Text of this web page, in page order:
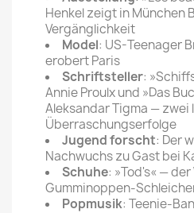
Henkel zeigt in München
Vergänglichkeit
Model: US-Teenager
erobert Paris
Schriftsteller:
Annie Proulx und »Das
Aleksandar Tigma —
Überraschungserfolge
Jugend forscht: Der
Nachwuchs zu Gast bei
Schuhe: »Tod's« —
Gumminoppen-
Popmusik: Teenie-